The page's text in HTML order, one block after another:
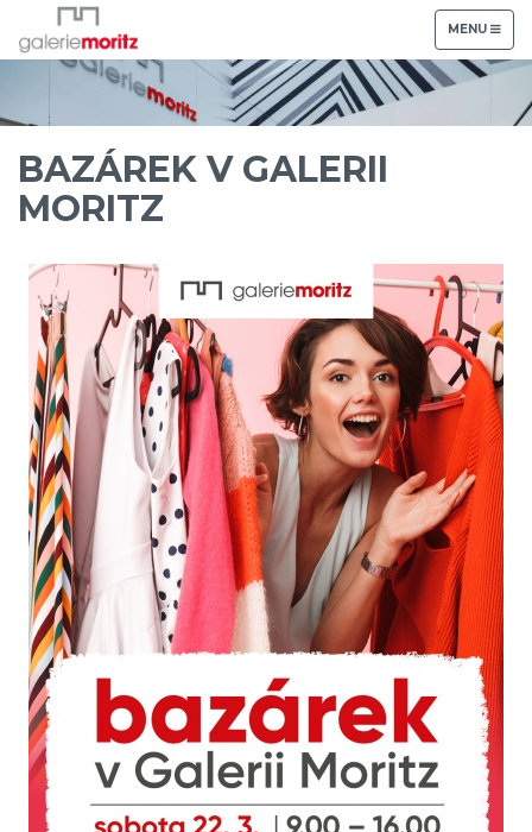
TOGGLE
NAVIGATION
MENU
BAZÁREK V GALERII
MORITZ